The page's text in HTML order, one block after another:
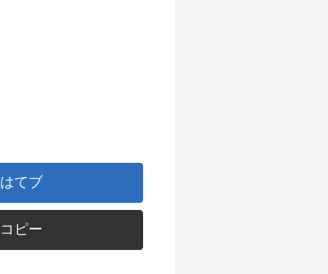
はてブ
コピー